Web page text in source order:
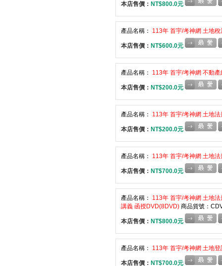
本店售價： NT$800.0元
產品名稱： 113年 首宇/考神網 土地
本店售價： NT$600.0元
產品名稱： 113年 首宇/考神網 不動
本店售價： NT$200.0元
產品名稱： 113年 首宇/考神網 土地
本店售價： NT$200.0元
產品名稱： 113年 首宇/考神網 土地
本店售價： NT$700.0元
產品名稱：
113年 首宇/考神網 土地
講義 函授DVD(8DVD) 商品貨號：
本店售價： NT$800.0元
產品名稱： 113年 首宇/考神網 土地
本店售價： NT$700.0元